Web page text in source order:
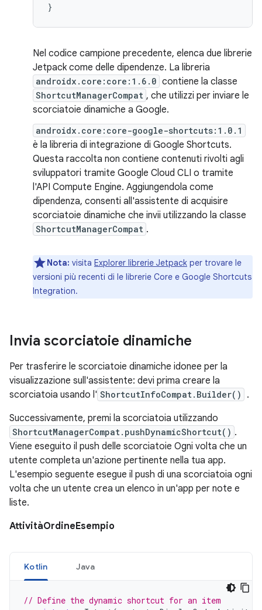
Nel codice campione precedente, elenca due librerie
Jetpack come delle dipendenze. La libreria
androidx.core:core:1.6.0 contiene la classe
ShortcutManagerCompat , che utilizzi per inviare le
scorciatoie dinamiche a Google.
androidx.core:core-google-shortcuts:1.0.1
è la libreria di integrazione di Google Shortcuts.
Questa raccolta non contiene contenuti rivolti agli
sviluppatori tramite Google Cloud CLI o tramite
l'API Compute Engine. Aggiungendola come
dipendenza, consenti all'assistente di acquisire
scorciatoie dinamiche che invii utilizzando la classe
ShortcutManagerCompat .
Nota: visita Explorer librerie Jetpack per trovare le
versioni più recenti di le librerie Core e Google Shortcuts
Integration.
Invia scorciatoie dinamiche
Per trasferire le scorciatoie dinamiche idonee per la
visualizzazione sull'assistente: devi prima creare la
scorciatoia usando l' ShortcutInfoCompat.Builder()
.
Successivamente, premi la scorciatoia utilizzando
ShortcutManagerCompat.pushDynamicShortcut() .
Viene eseguito il push delle scorciatoie Ogni volta che un
utente completa un'azione pertinente nella tua app.
L'esempio seguente esegue il push di una scorciatoia ogni
volta che un utente crea un elenco in un'app per note e
liste.
AttivitàOrdineEsempio
Kotlin Java
// Define the dynamic shortcut for an item